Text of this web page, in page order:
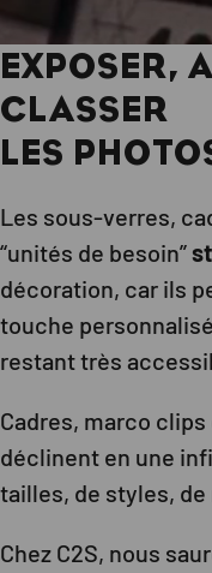
EXPOSER,
CLASSER
LES
Les sous-verres,
“unités de besoin”
décoration, car ils
touche
restant très
Cadres, marco
déclinent en une
tailles, de styles,
Chez C2S, nous